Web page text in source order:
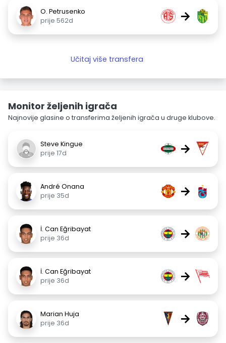
O. Petrusenko
prije 562d
→
Učitaj više transfera
Monitor željenih igrača
Najnovije glasine o transferima željenih igrača u druge klubove.
Steve Kingue
prije 17d
→
André Onana
prije 35d
→
İ. Can Eğribayat
prije 36d
→
İ. Can Eğribayat
prije 36d
→
Marian Huja
prije 36d
→